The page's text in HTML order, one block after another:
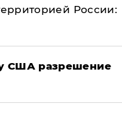
России:
у США разрешение